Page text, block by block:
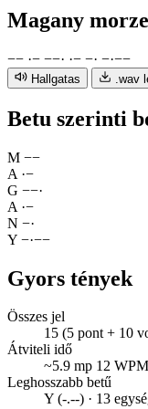
Magany
−− ·− −−· ·− −· −·−−
Hallgatas .wav
Betu szerinti
M −−
A ·−
G −−·
A ·−
N −·
Y −·−−
Gyors tények
Összes jel
15 (5 pont + 10
Átviteli idő
~5.9 mp 12
Leghosszabb betű
Y (-.--) · 13